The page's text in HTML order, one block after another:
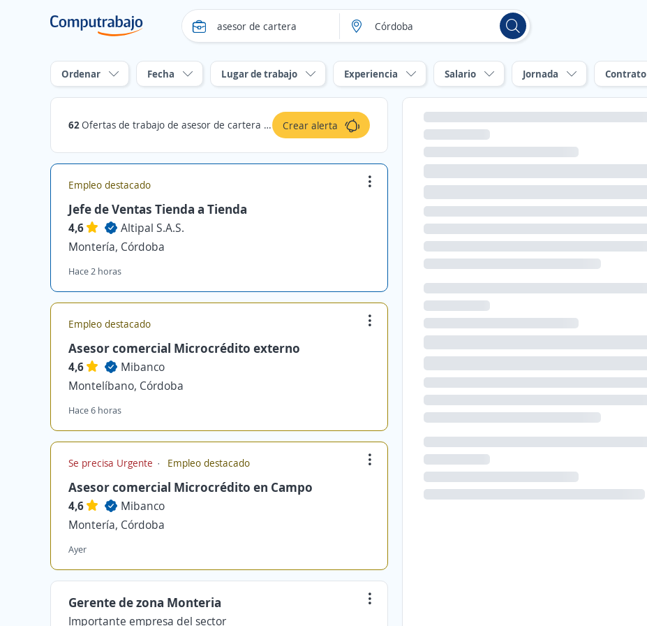
Ordenar Fecha Lugar de trabajo Experiencia Salario Jornada Contrato
62Ofertas de trabajo de asesor de cartera en Córdoba Crear alerta
Empleo destacado
Jefe de Ventas Tienda a Tienda
4,6
Altipal S.A.S.
Montería, Córdoba
Hace 2 horas
Empleo destacado
Asesor comercial Microcrédito externo
4,6
Mibanco
Montelíbano, Córdoba
Hace 6 horas
Se precisa Urgente Empleo destacado
Asesor comercial Microcrédito en Campo
4,6
Mibanco
Montería, Córdoba
Ayer
Gerente de zona Monteria
Importante empresa del sector